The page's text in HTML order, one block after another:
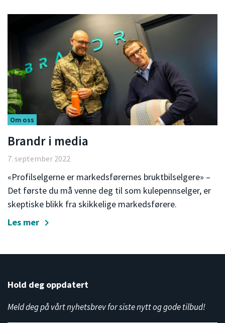
Om oss
Brandr i media
7. september 2022
«Profilselgerne er markedsførernes bruktbilselgere» –
Det første du må venne deg til som kulepennselger, er
skeptiske blikk fra skikkelige markedsførere.
Les mer
Hold deg oppdatert
Meld deg på vårt nyhetsbrev for siste nytt og gode tilbud!